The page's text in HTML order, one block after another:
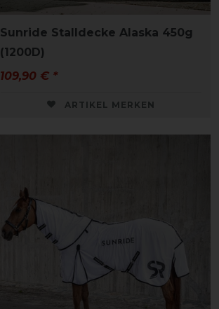
Sunride Stalldecke Alaska 450g
(1200D)
109,90 € *
ARTIKEL MERKEN